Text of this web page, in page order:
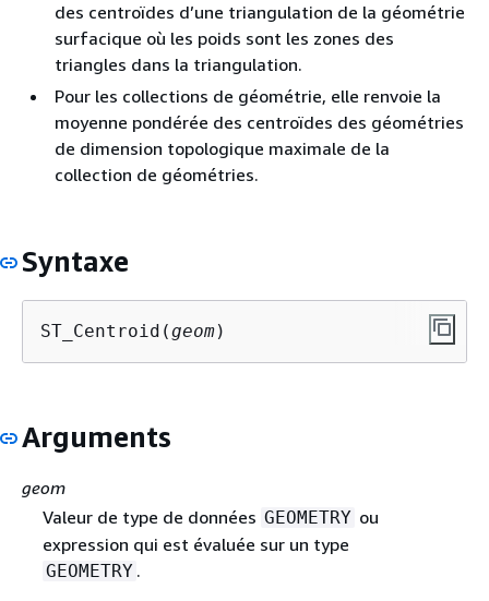
des centroïdes d’une triangulation de la géométrie
surfacique où les poids sont les zones des
triangles dans la triangulation.
Pour les collections de géométrie, elle renvoie la
moyenne pondérée des centroïdes des géométries
de dimension topologique maximale de la
collection de géométries.
Syntaxe
ST_Centroid(geom)
Arguments
geom
Valeur de type de données GEOMETRY ou
expression qui est évaluée sur un type
GEOMETRY .